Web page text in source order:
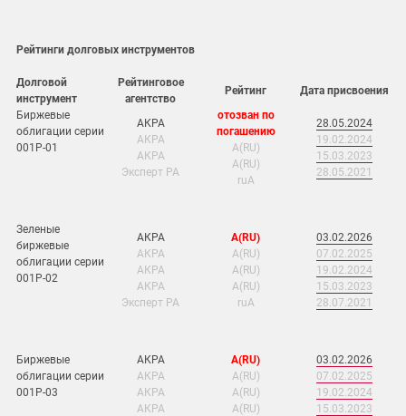
Рейтинги долговых инструментов
Долговой
инструмент
Рейтинговое
агентство
Рейтинг
Дата присвоения
Биржевые
облигации серии
001Р-01
АКРА
АКРА
АКРА
Эксперт РА
отозван по
погашению
А(RU)
А(RU)
ruA
28.05.2024
19.02.2024
15.03.2023
28.05.2021
Зеленые
биржевые
облигации серии
001Р-02
АКРА
АКРА
АКРА
АКРА
Эксперт РА
А(RU)
А(RU)
А(RU)
А(RU)
ruA
03.02.2026
07.02.2025
19.02.2024
15.03.2023
28.07.2021
Биржевые
облигации серии
001Р-03
АКРА
АКРА
АКРА
АКРА
А(RU)
А(RU)
А(RU)
А(RU)
03.02.2026
07.02.2025
19.02.2024
15.03.2023